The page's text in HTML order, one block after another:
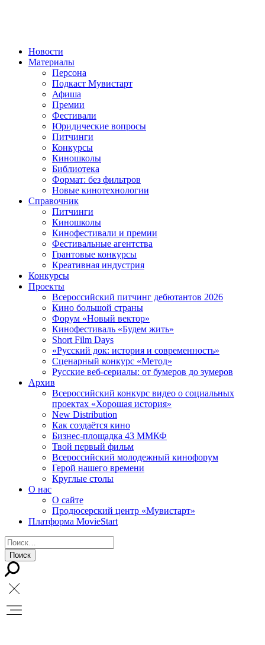
Новости
Материалы
Персона
Подкаст Мувистарт
Афиша
Премии
Фестивали
Юридические вопросы
Питчинги
Конкурсы
Киношколы
Библиотека
Формат: без фильтров
Новые кинотехнологии
Справочник
Питчинги
Киношколы
Кинофестивали и премии
Фестивальные агентства
Грантовые конкурсы
Креативная индустрия
Конкурсы
Проекты
Всероссийский питчинг дебютантов 2026
Кино большой страны
Форум «Новый вектор»
Кинофестиваль «Будем жить»
Short Film Days
«Русский док: история и современность»
Сценарный конкурс «Метод»
Русские веб-сериалы: от бумеров до зумеров
Архив
Всероссийский конкурс видео о социальных
проектах «Хорошая история»
New Distribution
Как создаётся кино
Бизнес-площадка 43 ММКФ
Твой первый фильм
Всероссийский молодежный кинофорум
Герой нашего времени
Круглые столы
О нас
О сайте
Продюсерский центр «Мувистарт»
Платформа MovieStart